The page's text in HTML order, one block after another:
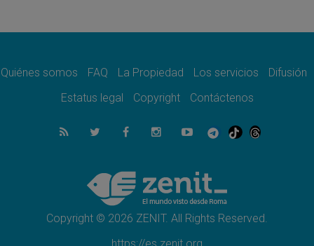
espacio público
Lanzan un proyecto de empoderamiento
07.08.2026
Programa oficial del Viaje Apostólico del
Obispos de Ecuador: El bien de las familias
no admite premuras legislativas
Quiénes somos FAQ La Propiedad Los servicios
Difusión
Estatus legal
Copyright Contáctenos
Copyright © 2026 ZENIT. All Rights Reserved.
https://es.zenit.org